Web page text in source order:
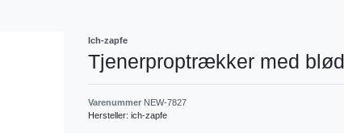
Ich-zapfe
Tjenerproptrækker med
Varenummer NEW-7827
Hersteller: ich-zapfe